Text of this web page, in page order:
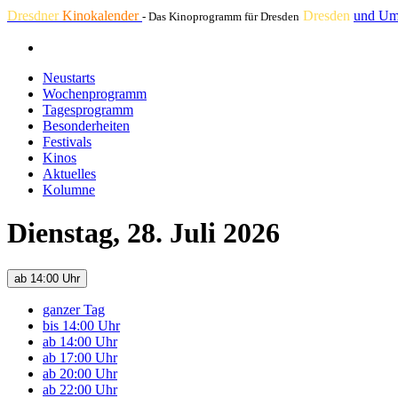
DresdnerKinokalender - Das Kinoprogramm für Dresden Dresden und
Neustarts
Wochenprogramm
Tagesprogramm
Besonderheiten
Festivals
Kinos
Aktuelles
Kolumne
Dienstag, 28. Juli 2026
ab 14:00 Uhr
ganzer Tag
bis 14:00 Uhr
ab 14:00 Uhr
ab 17:00 Uhr
ab 20:00 Uhr
ab 22:00 Uhr